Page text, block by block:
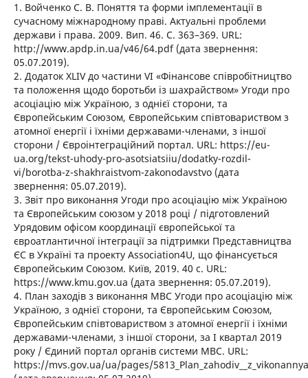
1. Войченко С. В. Поняття та форми імплементації в
сучасному міжнародному праві. Актуальні проблеми
держави і права. 2009. Вип. 46. С. 363–369. URL:
http://www.apdp.in.ua/v46/64.pdf (дата звернення:
05.07.2019).
2. Додаток ХLІV до частини VI «Фінансове співробітництво
та положення щодо боротьби із шахрайством» Угоди про
асоціацію між Україною, з однієї сторони, та
Європейським Союзом, Європейським співтовариством з
атомної енергії і їхніми державами-членами, з іншої
сторони / Євроінтеграційний портал. URL: https://eu-
ua.org/tekst-uhody-pro-asotsiatsiiu/dodatky-rozdil-
vi/borotba-z-shakhraistvom-zakonodavstvo (дата
звернення: 05.07.2019).
3. Звіт про виконання Угоди про асоціацію між Україною
та Європейським союзом у 2018 році / підготовлений
Урядовим офісом координації європейської та
євроатлантичної інтеграції за підтримки Представництва
ЄС в Україні та проекту Association4U, що фінансується
Європейським Союзом. Київ, 2019. 40 с. URL:
https://www.kmu.gov.ua (дата звернення: 05.07.2019).
4. План заходів з виконання МВС Угоди про асоціацію між
Україною, з однієї сторони, та Європейським Союзом,
Європейським співтовариством з атомної енергії і їхніми
державами-членами, з іншої сторони, за І квартал 2019
року / Єдиний портал органів системи МВС. URL:
https://mvs.gov.ua/ua/pages/